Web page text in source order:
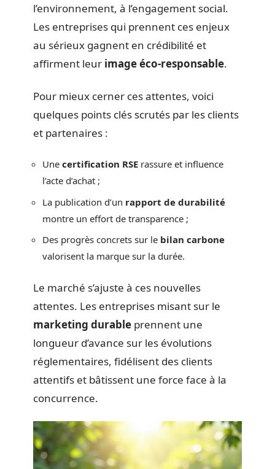
l’environnement, à l’engagement social.
Les entreprises qui prennent ces enjeux
au sérieux gagnent en crédibilité et
affirment leur image éco-responsable.
Pour mieux cerner ces attentes, voici
quelques points clés scrutés par les clients
et partenaires :
Une certification RSE rassure et influence
l’acte d’achat ;
La publication d’un rapport de durabilité
montre un effort de transparence ;
Des progrès concrets sur le bilan carbone
valorisent la marque sur la durée.
Le marché s’ajuste à ces nouvelles
attentes. Les entreprises misant sur le
marketing durable prennent une
longueur d’avance sur les évolutions
réglementaires, fidélisent des clients
attentifs et bâtissent une force face à la
concurrence.